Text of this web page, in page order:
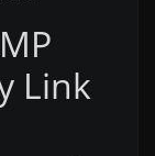
Link